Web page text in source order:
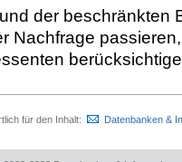
der beschränkten
Nachfrage
für den Inhalt: Datenbanken &